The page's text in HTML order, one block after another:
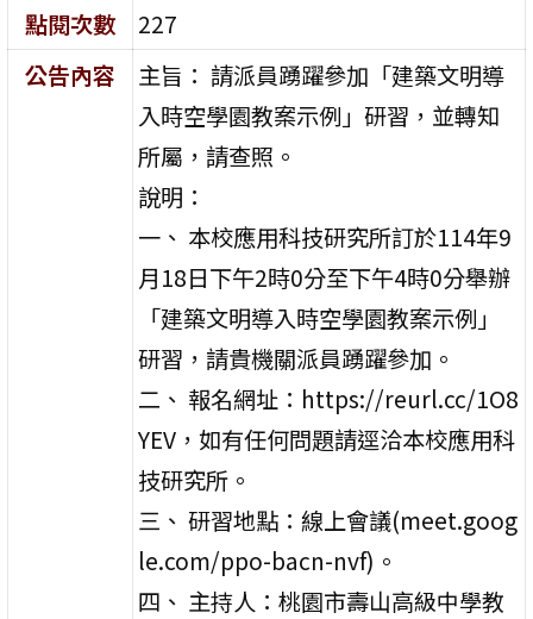
點閱次數
227
公告內容
主旨： 請派員踴躍參加「建築文明導
入時空學園教案示例」研習，並轉知
所屬，請查照。
說明：
一、 本校應用科技研究所訂於114年9
月18日下午2時0分至下午4時0分舉辦
「建築文明導入時空學園教案示例」
研習，請貴機關派員踴躍參加。
二、 報名網址：https://reurl.cc/1O8
YEV，如有任何問題請逕洽本校應用科
技研究所。
三、 研習地點：線上會議(meet.goog
le.com/ppo-bacn-nvf)。
四、 主持人：桃園市壽山高級中學教